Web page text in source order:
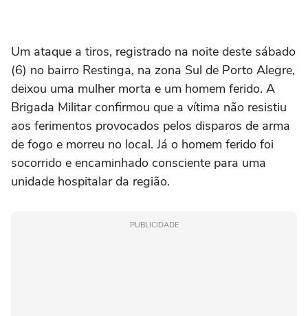
Um ataque a tiros, registrado na noite deste sábado
(6) no bairro Restinga, na zona Sul de Porto Alegre,
deixou uma mulher morta e um homem ferido. A
Brigada Militar confirmou que a vítima não resistiu
aos ferimentos provocados pelos disparos de arma
de fogo e morreu no local. Já o homem ferido foi
socorrido e encaminhado consciente para uma
unidade hospitalar da região.
PUBLICIDADE